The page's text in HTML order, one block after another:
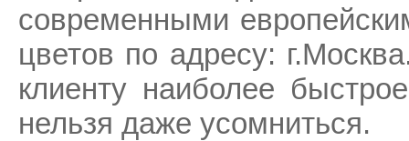
современными
цветов по адресу:
клиенту наиболее
нельзя даже усомниться.